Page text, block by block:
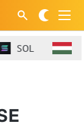
SOL 73,86$